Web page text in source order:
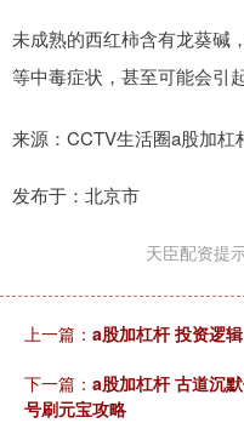
未成熟的西红柿含有龙葵碱
等中毒症状，甚至可能会引
来源：CCTV生活圈a股加杠
发布于：北京市
天臣配资提
上一篇： a股加杠杆 投资逻
下一篇： a股加杠杆 古道沉
号刷元宝攻略